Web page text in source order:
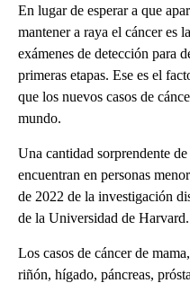
En lugar de esperar a que
mantener a raya el cáncer es
exámenes de detección para
primeras etapas. Ese es el
que los nuevos casos de
mundo.
Una cantidad sorprendente
encuentran en personas
de 2022 de la investigación
de la Universidad de Harvard.
Los casos de cáncer de
riñón, hígado, páncreas,